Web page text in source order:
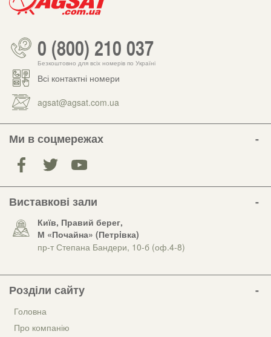
0 (800) 210 037
Безкоштовно для всіх номерів по Україні
Всі контактні номери
agsat@agsat.com.ua
Ми в соцмережах
Виставкові зали
Київ, Правий берег,
М «Почайна» (Петрiвка)
пр-т Степана Бандери, 10-б (оф.4-8)
Розділи сайту
Головна
Про компанію